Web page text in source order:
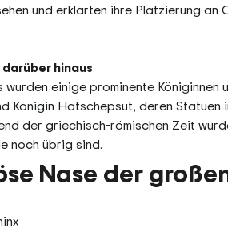
und erklärten ihre Platzierung an
hinaus
einige prominente Königinnen
Hatschepsut, deren Statuen
der griechisch-römischen Zeit
noch übrig sind.
Nase der